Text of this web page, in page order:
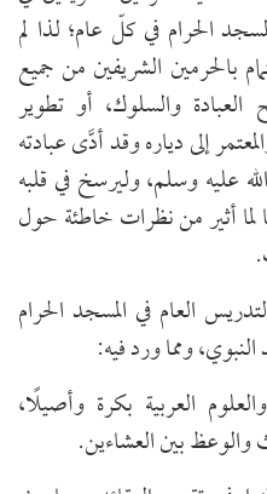
الحرام في كلّ عام؛ لذا لم
بالحرمين الشريفين من جميع
العبادة والسلوك، أو تطوير
إلى دياره وقد أدَّى عبادته
عليه وسلم، وليرسخ في قلبه
أثير من نظرات خاطئة حول
التدريس العام في المسجد الحرام
ومما ورد فيه:
العربية بكرة وأصيلًا،
بين العشاءين.